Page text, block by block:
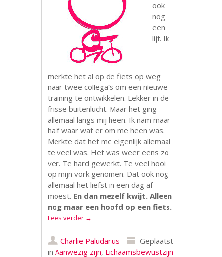
ook
nog
een
lijf. Ik
merkte het al op de fiets op weg
naar twee collega’s om een nieuwe
training te ontwikkelen. Lekker in de
frisse buitenlucht. Maar het ging
allemaal langs mij heen. Ik nam maar
half waar wat er om me heen was.
Merkte dat het me eigenlijk allemaal
te veel was. Het was weer eens zo
ver. Te hard gewerkt. Te veel hooi
op mijn vork genomen. Dat ook nog
allemaal het liefst in een dag af
moest. En dan mezelf kwijt. Alleen
nog maar een hoofd op een fiets.
Lees verder →
Charlie Paludanus
Geplaatst
inAanwezig zijn, Lichaamsbewustzijn